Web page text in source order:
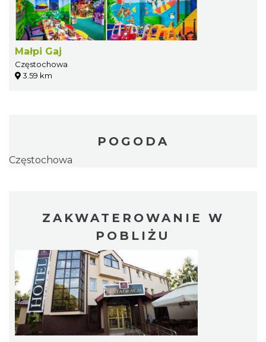
Małpi Gaj
Częstochowa
3.59 km
POGODA
Częstochowa
ZAKWATEROWANIE W
POBLIŻU